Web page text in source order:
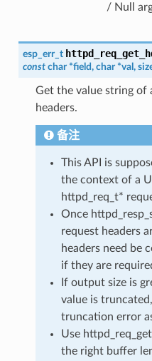
/ Null
esp_err_t
const char *field, char *val ,
Get the value string of
headers.
备注
This API is
the context of a
httpd_req_t*
Once
request headers
headers need be
if they are
If output size is
value is
truncation error
Use
the right buffer